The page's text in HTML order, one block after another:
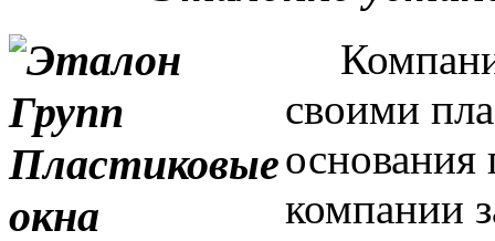
своими
основания
компании